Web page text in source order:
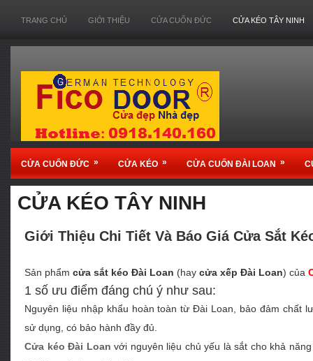
TRANG CHỦ GIỚI THIỆU CỬA CUỐN ĐỨC CỬA KÉO TÂY NINH
CỬA CUỐN ĐỨC » CỬA KÉO » CỬA CUỐN ĐÀI LOAN »
CỬA KÉO TÂY NINH
Giới Thiệu Chi Tiết Và Báo Giá Cửa Sắt
Sản phẩm cửa sắt kéo Đài Loan (hay cửa xếp Đài Loan) của
1 số ưu điểm đáng chú ý như sau:
Nguyên liệu nhập khẩu hoàn toàn từ Đài Loan, bảo đảm chất
sử dụng, có bảo hành đầy đủ.
Cửa kéo Đài Loan với nguyên liệu chủ yếu là sắt cho khả